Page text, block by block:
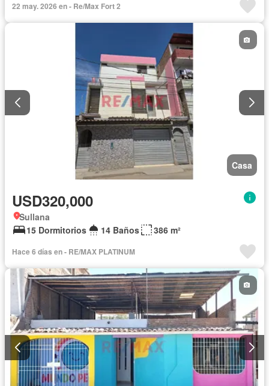
22 may. 2026 en - Re/Max Fort 2
Casa
USD320,000
Sullana
15 Dormitorios
14 Baños 386 m²
Hace 6 días en - RE/MAX PLATINUM